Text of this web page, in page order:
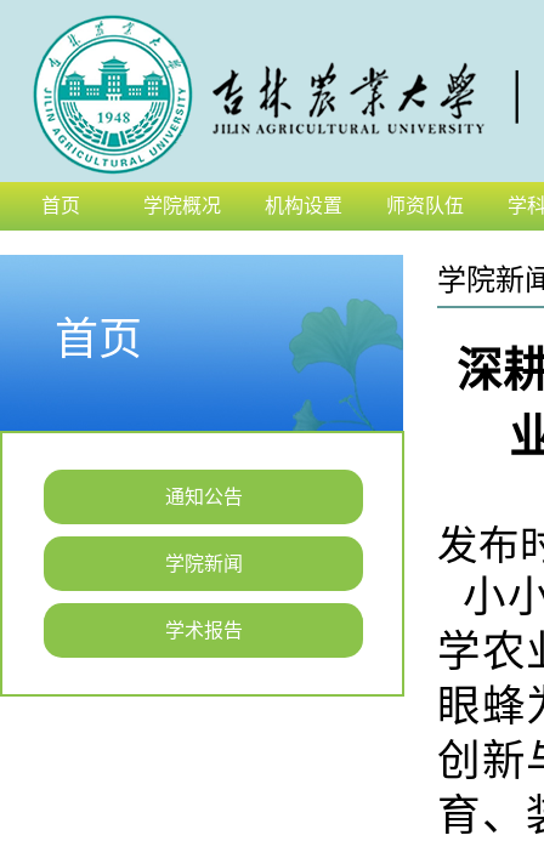
首页 学院概况 机构设置 师资队伍 学
首页
通知公告
学院新闻
学术报告
学院新
深
发布
小
学农
眼蜂
创新
育、